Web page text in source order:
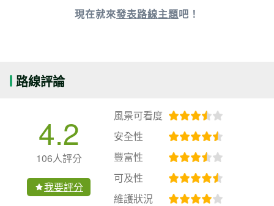
現在就來發表路線主題吧！
路線評論
4.2
106人評分
我要評分
風景可看度
安全性
豐富性
可及性
維護狀況